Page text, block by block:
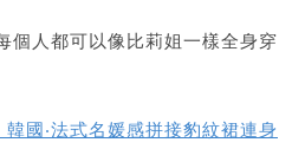
個人都可以像比莉姐一樣全身穿
國‧法式名媛感拼接豹紋裙連身